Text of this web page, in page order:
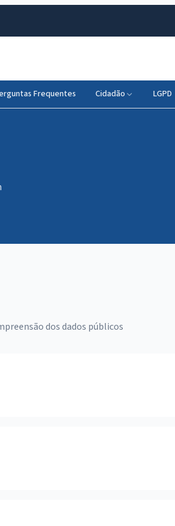
Frequentes Cidadão LGPD
dos dados públicos